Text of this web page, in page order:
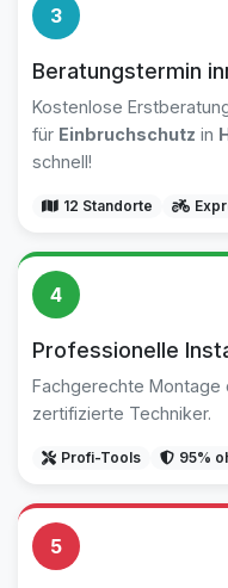
3
Beratungstermin
Kostenlose
für Einbruchschutz in
schnell!
12 Standorte
4
Professionelle
Fachgerechte Montage
zertifizierte Techniker.
Profi-Tools 95%
5